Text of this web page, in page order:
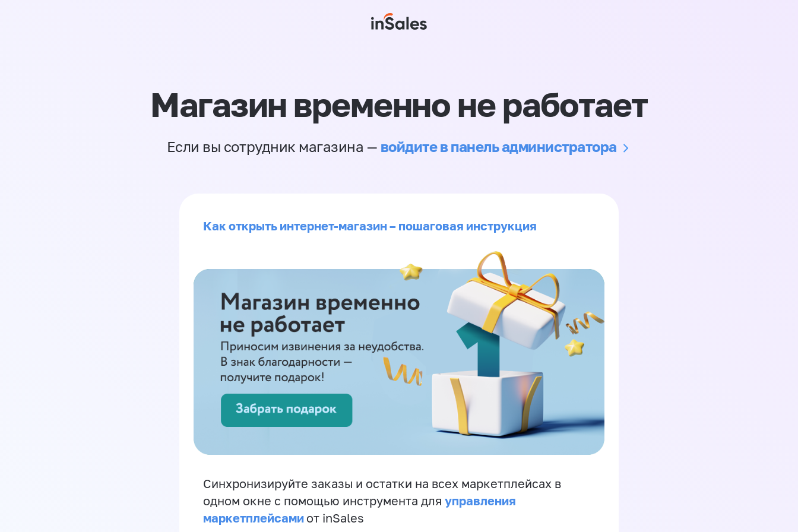
Магазин временно не работает
Если вы сотрудник магазина — войдите в панель администратора
Как открыть интернет-магазин – пошаговая инструкция
Синхронизируйте заказы и остатки на всех маркетплейсах в
одном окне с помощью инструмента для управления
маркетплейсами от inSales